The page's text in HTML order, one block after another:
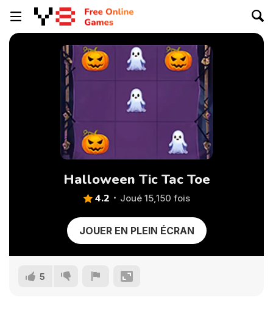
Halloween Tic Tac Toe
4.2 Joué 15,150 fois
JOUER EN PLEIN ÉCRAN
5